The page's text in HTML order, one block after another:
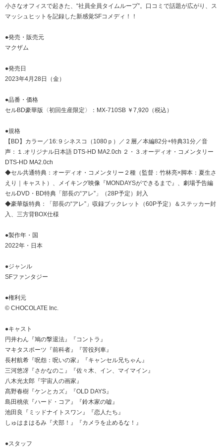
小さなオフィスで起きた、“社員全員タイムループ”。口コミで話題が広がり、ス
マッシュヒットを記録した新感覚SFコメディ！！
●発売・販売元
マクザム
●発売日
2023年4月28日（金）
●品番・価格
セルBD豪華版〈初回生産限定〉：MX-710SB ￥7,920（税込）
●規格
【BD】カラー／16:９シネスコ（1080ｐ）／２層／本編82分+特典31分／音
声：１.オリジナル日本語 DTS-HD MA2.0ch ２・３.オーディオ・コメンタリー
DTS-HD MA2.0ch
◆セル共通特典：オーディオ・コメンタリー２種（監督：竹林亮×脚本：夏生さ
えり｜キャスト）、メイキング映像『MONDAYSができるまで』、劇場予告編
セルDVD・BD特典「部長の“アレ”」（28P予定）封入
◆豪華版特典：「部長の“アレ”」収録ブックレット（60P予定）＆ステッカー封
入、三方背BOX仕様
●製作年・国
2022年・日本
●ジャンル
SFファンタジー
●権利元
© CHOCOLATE Inc.
●キャスト
円井わん『鳩の撃退法』『コントラ』
マキタスポーツ『前科者』『苦役列車』
長村航希『呪怨：呪いの家』『キャンセル兄ちゃん』
三河悠冴『さかなのこ』『佐々木、イン、マイマイン』
八木光太郎『宇宙人の画家』
髙野春樹『ケンとカズ』『OLD DAYS』
島田桃依『ハード・コア』『鈴木家の嘘』
池田良『ミッドナイトスワン』『恋人たち』
しゅはまはるみ『犬部！』『カメラを止めるな！』
●スタッフ